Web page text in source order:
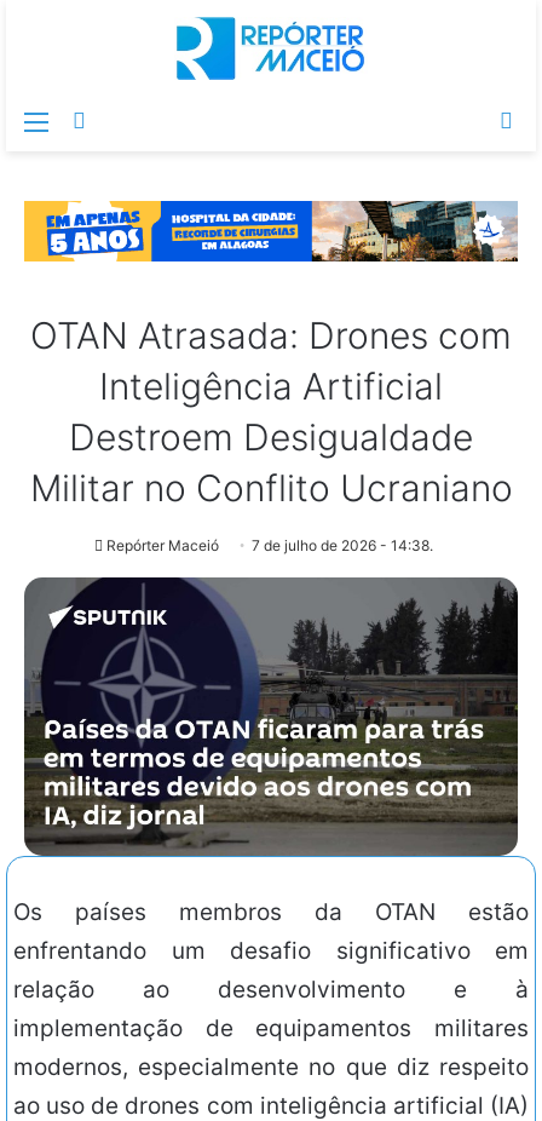
Menu
OTAN Atrasada: Drones com
Inteligência Artificial
Destroem Desigualdade
Militar no Conflito Ucraniano
Repórter Maceió 7 de julho de 2026 - 14:38.
Os países membros da OTAN estão
enfrentando um desafio significativo em
relação ao desenvolvimento e à
implementação de equipamentos militares
modernos, especialmente no que diz respeito
ao uso de drones com inteligência artificial (IA)